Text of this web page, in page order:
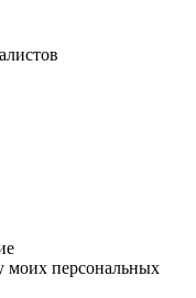
моих персональных